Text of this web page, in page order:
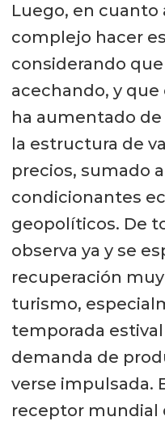
Luego, en cuanto
complejo hacer
considerando
acechando, y
ha aumentado
la estructura de
precios, sumado
condicionantes
geopolíticos. De
observa ya y se
recuperación
turismo,
temporada
demanda de
verse impulsada.
receptor mundial